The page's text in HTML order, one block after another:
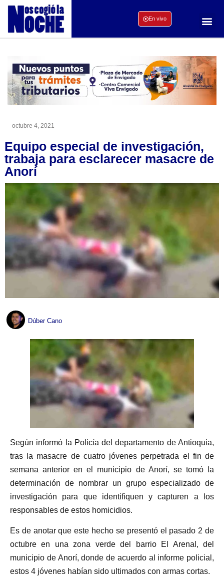
En vivo
octubre 4, 2021
Equipo especial de investigación,
trabaja para esclarecer masacre de
Anorí
Dúber Cano
Según informó la Policía del departamento de Antioquia,
tras la masacre de cuatro jóvenes perpetrada el fin de
semana anterior en el municipio de Anorí, se tomó la
determinación de nombrar un grupo especializado de
investigación para que identifiquen y capturen a los
responsables de estos homicidios.
Es de anotar que este hecho se presentó el pasado 2 de
octubre en una zona verde del barrio El Arenal, del
municipio de Anorí, donde de acuerdo al informe policial,
estos 4 jóvenes habían sido ultimados con armas cortas.